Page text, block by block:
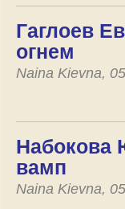
Гаглоев
огнем
Naina Kievna,
Набокова
вамп
Naina Kievna,